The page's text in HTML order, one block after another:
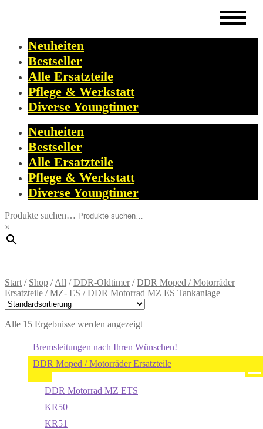
Neuheiten
Bestseller
Alle Ersatzteile
Pflege & Werkstatt
Diverse Youngtimer
Neuheiten
Bestseller
Alle Ersatzteile
Pflege & Werkstatt
Diverse Youngtimer
Produkte suchen…
×
Start / Shop /All /DDR-Oldtimer/DDR Moped / Motorräder
Ersatzteile /MZ- ES /DDR Motorrad MZ ES Tankanlage
Alle 15 Ergebnisse werden angezeigt
Bremsleitungen nach Ihren Wünschen!
DDR Moped / Motorräder Ersatzteile
DDR Motorrad MZ ETS
KR50
KR51